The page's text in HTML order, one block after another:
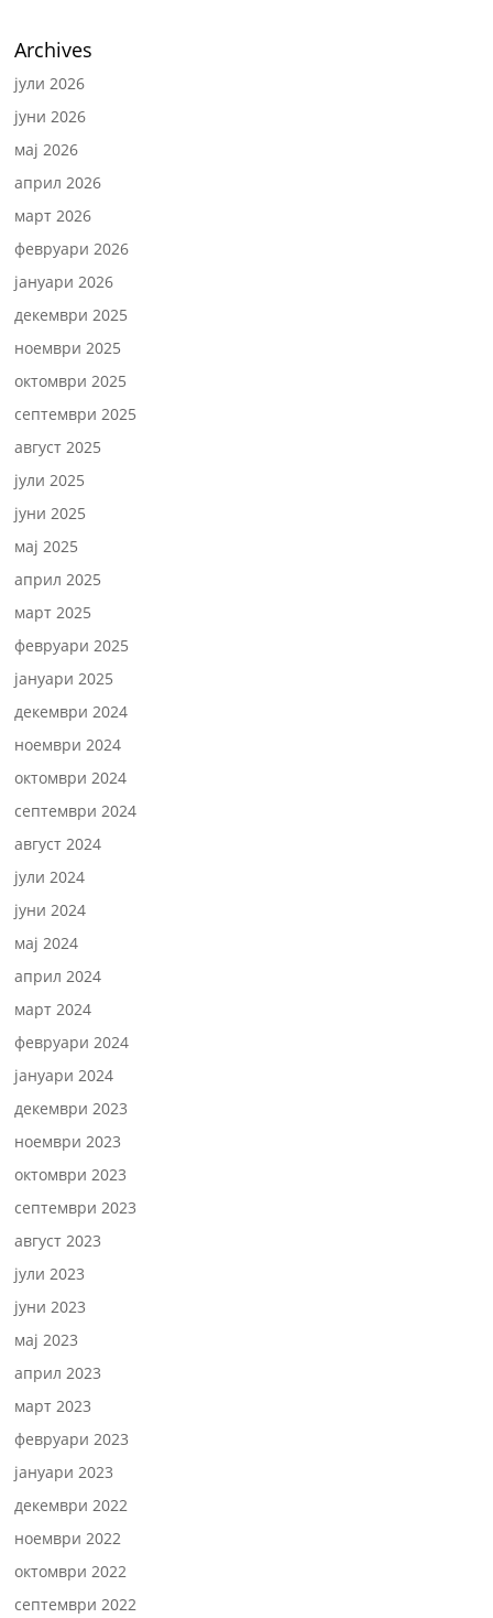
Archives
јули 2026
јуни 2026
мај 2026
април 2026
март 2026
февруари 2026
јануари 2026
декември 2025
ноември 2025
октомври 2025
септември 2025
август 2025
јули 2025
јуни 2025
мај 2025
април 2025
март 2025
февруари 2025
јануари 2025
декември 2024
ноември 2024
октомври 2024
септември 2024
август 2024
јули 2024
јуни 2024
мај 2024
април 2024
март 2024
февруари 2024
јануари 2024
декември 2023
ноември 2023
октомври 2023
септември 2023
август 2023
јули 2023
јуни 2023
мај 2023
април 2023
март 2023
февруари 2023
јануари 2023
декември 2022
ноември 2022
октомври 2022
септември 2022